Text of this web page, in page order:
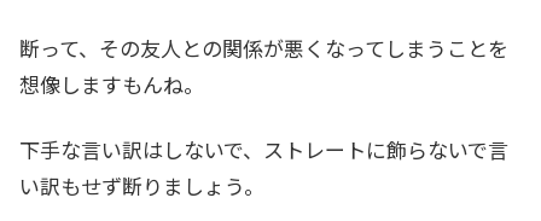
断って、その友人との関係が悪くなってしまうことを
想像しますもんね。
下手な言い訳はしないで、ストレートに飾らないで言
い訳もせず断りましょう。